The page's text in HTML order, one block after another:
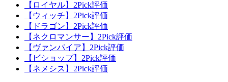
【ロイヤル】2Pick評価
【ウィッチ】2Pick評価
【ドラゴン】2Pick評価
【ネクロマンサー】2Pick評価
【ヴァンパイア】2Pick評価
【ビショップ】2Pick評価
【ネメシス】2Pick評価